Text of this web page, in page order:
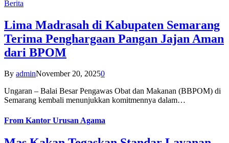
Berita
Lima Madrasah di Kabupaten Semarang
Terima Penghargaan Pangan Jajan Aman
dari BPOM
By adminNovember 20, 20250
Ungaran – Balai Besar Pengawas Obat dan Makanan (BBPOM) di
Semarang kembali menunjukkan komitmennya dalam…
From Kantor Urusan Agama